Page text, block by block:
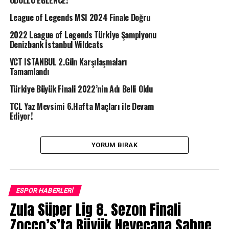
League of Legends MSI 2024 Finale Doğru
2022 League of Legends Türkiye Şampiyonu
Denizbank İstanbul Wildcats
VCT ISTANBUL 2.Gün Karşılaşmaları
Tamamlandı
Türkiye Büyük Finali 2022’nin Adı Belli Oldu
TCL Yaz Mevsimi 6.Hafta Maçları ile Devam
Ediyor!
YORUM BIRAK
ESPOR HABERLERI
Zula Süper Lig 8. Sezon Finali